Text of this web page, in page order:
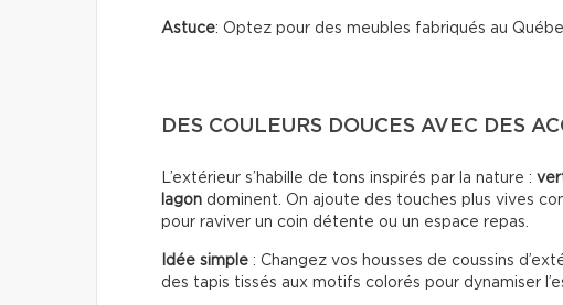
Astuce: Optez pour des meubles fabriqués au
DES COULEURS DOUCES AVEC DES
L’extérieur s’habille de tons inspirés par la nature :
lagon dominent. On ajoute des touches plus vives
pour raviver un coin détente ou un espace repas.
Idée simple : Changez vos housses de coussins
des tapis tissés aux motifs colorés pour dynamiser